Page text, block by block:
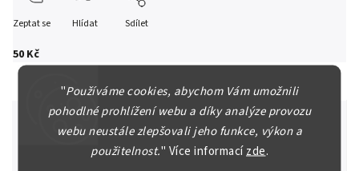
"Používáme cookies, abychom Vám umožnili
pohodlné prohlížení webu a díky analýze provozu
webu neustále zlepšovali jeho funkce, výkon a
použitelnost." Více informacízde.
50 Kč
Zeptat se Hlídat Sdílet
Špičkové služby za nejlepší ceny